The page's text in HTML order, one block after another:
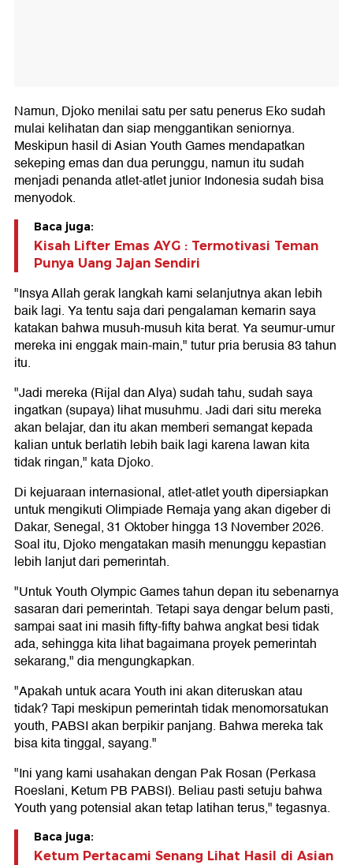
Namun, Djoko menilai satu per satu penerus Eko sudah
mulai kelihatan dan siap menggantikan seniornya.
Meskipun hasil di Asian Youth Games mendapatkan
sekeping emas dan dua perunggu, namun itu sudah
menjadi penanda atlet-atlet junior Indonesia sudah bisa
menyodok.
Baca juga:
Kisah Lifter Emas AYG : Termotivasi Teman
Punya Uang Jajan Sendiri
"Insya Allah gerak langkah kami selanjutnya akan lebih
baik lagi. Ya tentu saja dari pengalaman kemarin saya
katakan bahwa musuh-musuh kita berat. Ya seumur-umur
mereka ini enggak main-main," tutur pria berusia 83 tahun
itu.
"Jadi mereka (Rijal dan Alya) sudah tahu, sudah saya
ingatkan (supaya) lihat musuhmu. Jadi dari situ mereka
akan belajar, dan itu akan memberi semangat kepada
kalian untuk berlatih lebih baik lagi karena lawan kita
tidak ringan," kata Djoko.
Di kejuaraan internasional, atlet-atlet youth dipersiapkan
untuk mengikuti Olimpiade Remaja yang akan digeber di
Dakar, Senegal, 31 Oktober hingga 13 November 2026.
Soal itu, Djoko mengatakan masih menunggu kepastian
lebih lanjut dari pemerintah.
"Untuk Youth Olympic Games tahun depan itu sebenarnya
sasaran dari pemerintah. Tetapi saya dengar belum pasti,
sampai saat ini masih fifty-fifty bahwa angkat besi tidak
ada, sehingga kita lihat bagaimana proyek pemerintah
sekarang," dia mengungkapkan.
"Apakah untuk acara Youth ini akan diteruskan atau
tidak? Tapi meskipun pemerintah tidak menomorsatukan
youth, PABSI akan berpikir panjang. Bahwa mereka tak
bisa kita tinggal, sayang."
"Ini yang kami usahakan dengan Pak Rosan (Perkasa
Roeslani, Ketum PB PABSI). Beliau pasti setuju bahwa
Youth yang potensial akan tetap latihan terus," tegasnya.
Baca juga:
Ketum Pertacami Senang Lihat Hasil di Asian